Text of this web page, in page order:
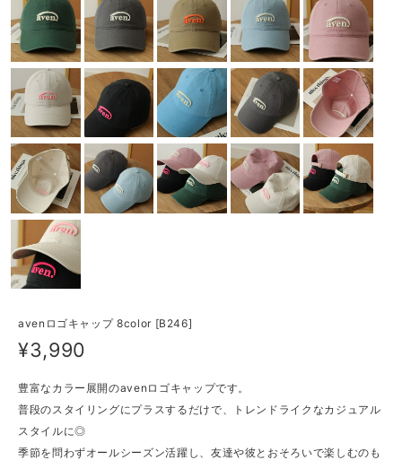
avenロゴキャップ 8color [B246]
¥3,990
豊富なカラー展開のavenロゴキャップです。
普段のスタイリングにプラスするだけで、トレンドライクなカジュアル
スタイルに◎
季節を問わずオールシーズン活躍し、友達や彼とおそろいで楽しむのも